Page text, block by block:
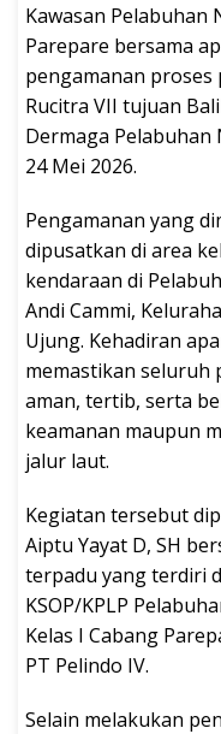
Kawasan Pelabuhan
Parepare bersama
pengamanan
Rucitra VII tujuan
Dermaga
24 Mei 2026.
Pengamanan yang
dipusatkan di area
kendaraan di
Andi Cammi,
Ujung. Kehadiran
memastikan seluruh
aman, tertib, serta
keamanan maupun
jalur laut.
Kegiatan tersebut
Aiptu Yayat D, SH
terpadu yang terdiri
KSOP/KPLP
Kelas I Cabang
PT Pelindo IV.
Selain melakukan